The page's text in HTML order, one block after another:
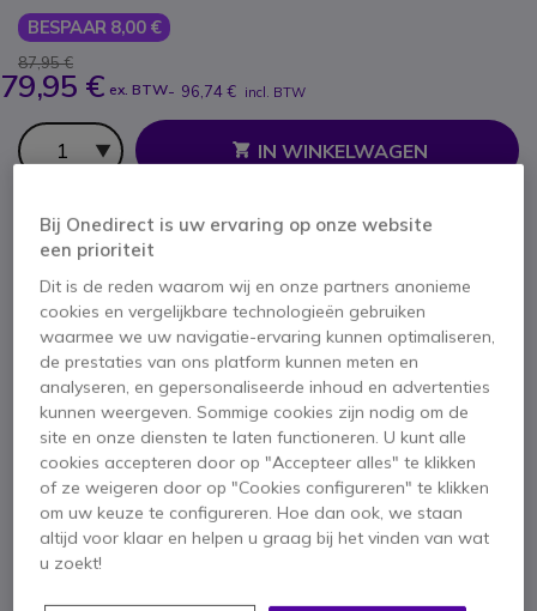
BESPAAR 8,00 €
87,95 €
79,95 € ex. BTW- 96,74 € incl. BTW
Aantal
IN WINKELWAGEN
OFFERTE BINNEN 4 UUR
8 producten op voorraad Levering: 24/48 h
Belangrijkste kenmerken
Bedrade telefoon (Ideaal voor hotels)
Power over Ethernet (PoE)
2 LED-indicatoren
26 toetsen (4 programmeerbare functietoetsen)
Bij Onedirect is uw ervaring op onze website
een prioriteit
Dit is de reden waarom wij en onze partners anonieme
cookies en vergelijkbare technologieën gebruiken
waarmee we uw navigatie-ervaring kunnen optimaliseren,
de prestaties van ons platform kunnen meten en
analyseren, en gepersonaliseerde inhoud en advertenties
kunnen weergeven. Sommige cookies zijn nodig om de
site en onze diensten te laten functioneren. U kunt alle
cookies accepteren door op "Accepteer alles" te klikken
of ze weigeren door op "Cookies configureren" te klikken
om uw keuze te configureren. Hoe dan ook, we staan
altijd voor klaar en helpen u graag bij het vinden van wat
u zoekt!